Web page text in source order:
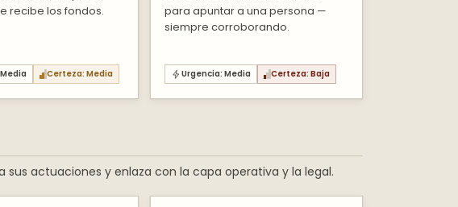
recibe los fondos.
Certeza: Media
para apuntar a una persona —
siempre corroborando.
Urgencia: Media Certeza: Baja
actuaciones y enlaza con la capa operativa y la legal.